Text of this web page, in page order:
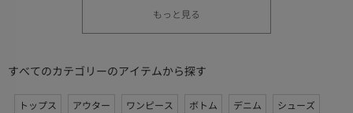
もっと見る
すべてのカテゴリーのアイテムから探す
トップス アウター ワンピース ボトム デニム
シューズ